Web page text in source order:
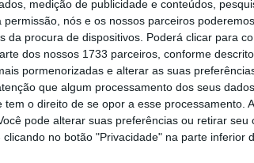
medição de publicidade e conteúdos,
permissão, nós e os nossos parceiros
da procura de dispositivos. Poderá clicar para
dos nossos 1733 parceiros, conforme
pormenorizadas e alterar as suas
que algum processamento dos seus
o direito de se opor a esse processamento.
pode alterar suas preferências ou retirar seu
no botão "Privacidade" na parte inferior
e especiais que
e os seus
independente,